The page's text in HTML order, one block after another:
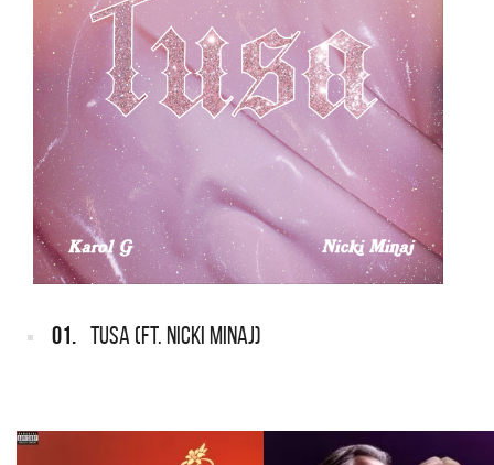
01. TUSA (FT. NICKI MINAJ)